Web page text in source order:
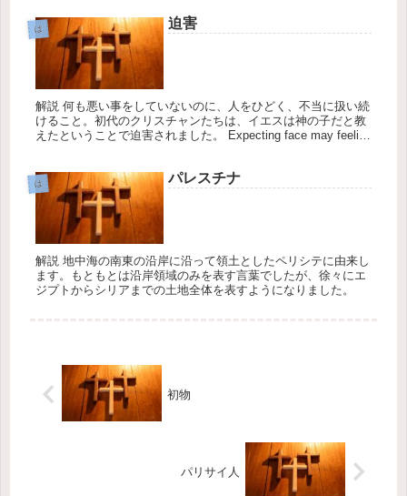
は 迫害
解説 何も悪い事をしていないのに、人をひどく、不当に扱い続
けること。初代のクリスチャンたちは、イエスは神の子だと教
えたということで迫害されました。 Expecting face may feeling
は パレスチナ
解説 地中海の南東の沿岸に沿って領土としたペリシテに由来し
ます。もともとは沿岸領域のみを表す言葉でしたが、徐々にエ
ジプトからシリアまでの土地全体を表すようになりました。
初物
パリサイ人